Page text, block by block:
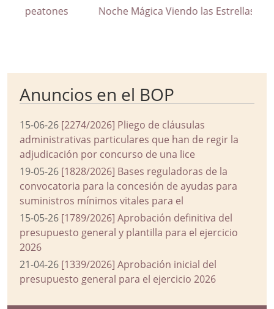
de peatones
Noche Mágica Viendo las Estrellas
Anuncios en el BOP
15-06-26 [2274/2026] Pliego de cláusulas
administrativas particulares que han de regir la
adjudicación por concurso de una lice
19-05-26 [1828/2026] Bases reguladoras de la
convocatoria para la concesión de ayudas para
suministros mínimos vitales para el
15-05-26 [1789/2026] Aprobación definitiva del
presupuesto general y plantilla para el ejercicio
2026
21-04-26 [1339/2026] Aprobación inicial del
presupuesto general para el ejercicio 2026